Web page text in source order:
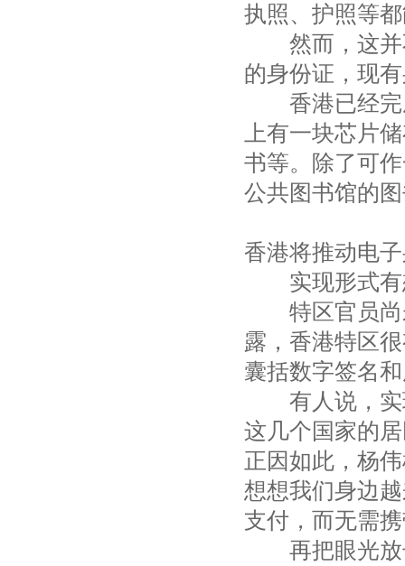
执照、护照等
然而，这并
的身份证，现
香港已经完
上有一块芯片
书等。除了可
公共图书馆的
香港将推动电
实现形式有
特区官员尚
露，香港特区
囊括数字签名
有人说，实
这几个国家的
正因如此，杨
想想我们身边
支付，而无需
再把眼光放